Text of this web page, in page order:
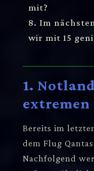
mit?
8. Im
wir mit 15
1.
extremen
Bereits im
dem Flug
Nachfolgend